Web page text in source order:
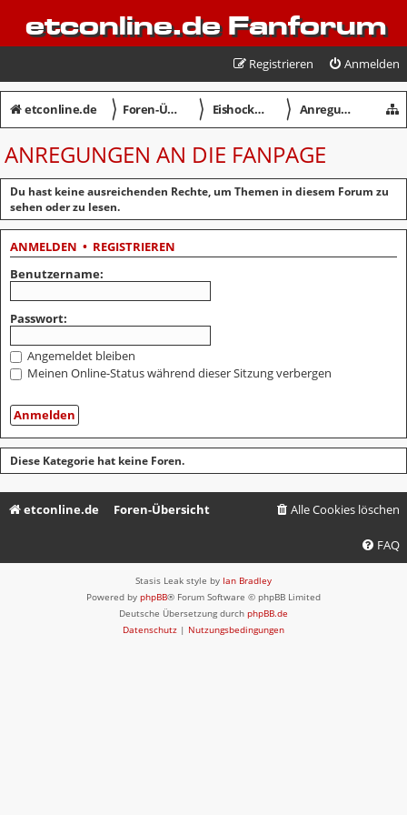
etconline.de Fanforum
Anmelden
Registrieren
etconline.de 〉 Foren-Übersicht 〉 Eishockey in Crimmitschau 〉 Anregungen an die Fanpage
ANREGUNGEN AN DIE FANPAGE
Du hast keine ausreichenden Rechte, um Themen in diesem Forum zu
sehen oder zu lesen.
ANMELDEN • REGISTRIEREN
Benutzername:
Passwort:
Angemeldet bleiben
Meinen Online-Status während dieser Sitzung verbergen
Diese Kategorie hat keine Foren.
etconline.de Foren-Übersicht Alle Cookies löschen
FAQ
Stasis Leak style by Ian Bradley
Powered by phpBB® Forum Software © phpBB Limited
Deutsche Übersetzung durch phpBB.de
Datenschutz | Nutzungsbedingungen